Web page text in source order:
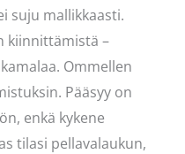
suju mallikkaasti.
kiinnittämistä –
Ommellen
Pääsyy on
enkä kykene
tilasi pellavalaukun,